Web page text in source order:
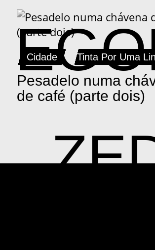
Pesadelo numa
de café (parte dois)
Cidade Tinta Por Uma